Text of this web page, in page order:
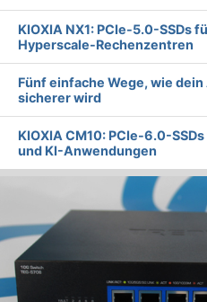
KIOXIA NX1: PCIe-5.0-SSDs
Hyperscale-Rechenzentren
Fünf einfache Wege, wie
sicherer wird
KIOXIA CM10: PCIe-6.0-
und KI-Anwendungen